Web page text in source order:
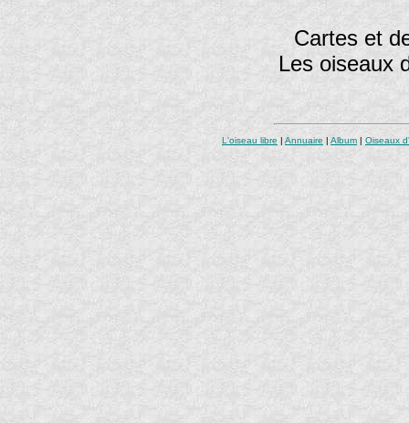
Cartes et
Les oiseaux
L'oiseau libre | Annuaire | Album | Oiseaux